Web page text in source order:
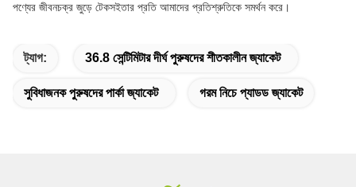
পণ্যের জীবনচক্র জুড়ে টেকসইতার প্রতি আমাদের প্রতিশ্রুতিকে সমর্থন করে।
ট্যাগ: 36.8 সেন্টিমিটার দীর্ঘ পুরুষদের শীতকালীন জ্যাকেট
সুবিধাজনক পুরুষদের পার্কা জ্যাকেট গরম নিচে প্যাডড জ্যাকেট